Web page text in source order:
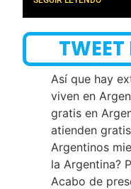
TWEET
Así que hay
viven en
gratis en
atienden
Argentinos
la Argentina?
Acabo de